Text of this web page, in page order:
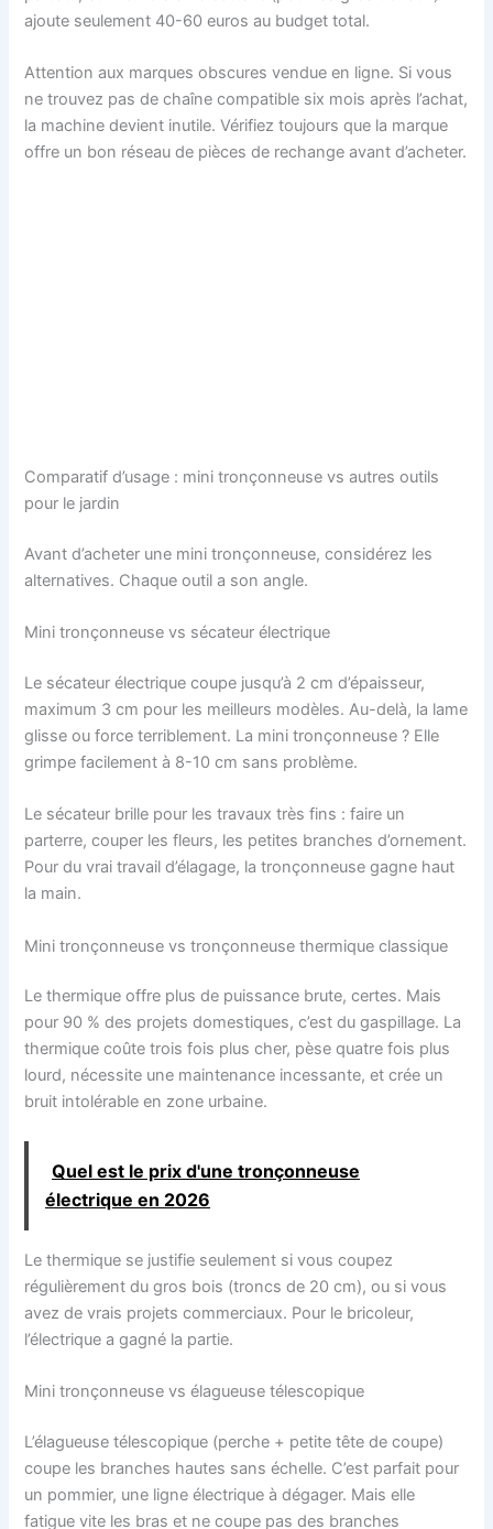
ajoute seulement 40-60 euros au budget total.
Attention aux marques obscures vendue en ligne. Si vous
ne trouvez pas de chaîne compatible six mois après l’achat,
la machine devient inutile. Vérifiez toujours que la marque
offre un bon réseau de pièces de rechange avant d’acheter.
Comparatif d’usage : mini tronçonneuse vs autres outils
pour le jardin
Avant d’acheter une mini tronçonneuse, considérez les
alternatives. Chaque outil a son angle.
Mini tronçonneuse vs sécateur électrique
Le sécateur électrique coupe jusqu’à 2 cm d’épaisseur,
maximum 3 cm pour les meilleurs modèles. Au-delà, la lame
glisse ou force terriblement. La mini tronçonneuse ? Elle
grimpe facilement à 8-10 cm sans problème.
Le sécateur brille pour les travaux très fins : faire un
parterre, couper les fleurs, les petites branches d’ornement.
Pour du vrai travail d’élagage, la tronçonneuse gagne haut
la main.
Mini tronçonneuse vs tronçonneuse thermique classique
Le thermique offre plus de puissance brute, certes. Mais
pour 90 % des projets domestiques, c’est du gaspillage. La
thermique coûte trois fois plus cher, pèse quatre fois plus
lourd, nécessite une maintenance incessante, et crée un
bruit intolérable en zone urbaine.
Quel est le prix d'une tronçonneuse
électrique en 2026
Le thermique se justifie seulement si vous coupez
régulièrement du gros bois (troncs de 20 cm), ou si vous
avez de vrais projets commerciaux. Pour le bricoleur,
l’électrique a gagné la partie.
Mini tronçonneuse vs élagueuse télescopique
L’élagueuse télescopique (perche + petite tête de coupe)
coupe les branches hautes sans échelle. C’est parfait pour
un pommier, une ligne électrique à dégager. Mais elle
fatigue vite les bras et ne coupe pas des branches